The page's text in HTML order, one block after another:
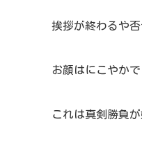
挨拶が終わるや
お顔はにこやか
これは真剣勝負